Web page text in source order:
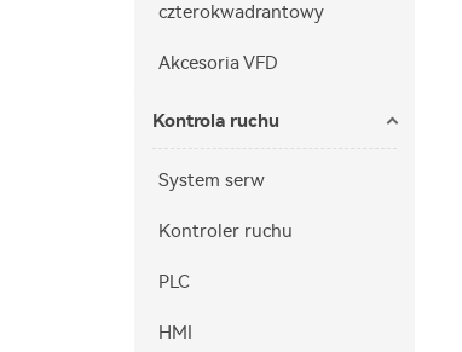
czterokwadrantowy
Akcesoria VFD
Kontrola ruchu
System serw
Kontroler ruchu
PLC
HMI